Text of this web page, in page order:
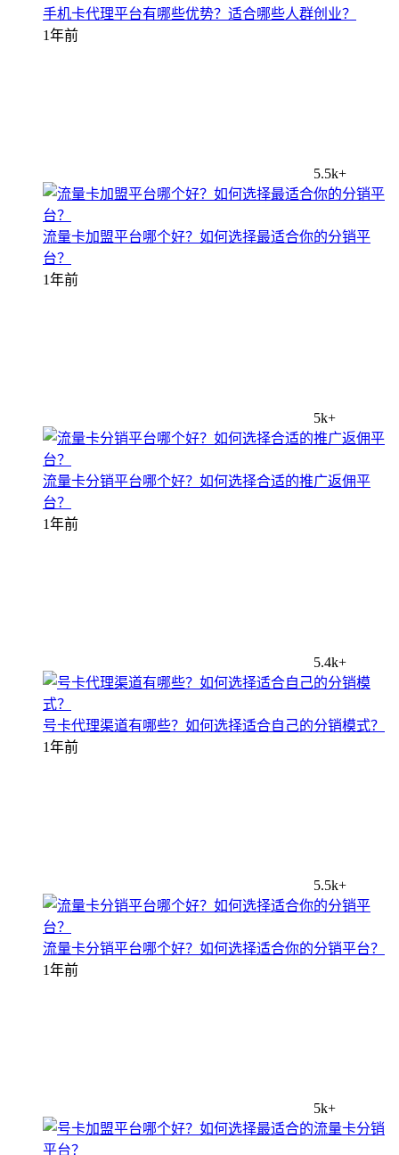
手机卡代理平台有哪些优势？适合哪些人群创业？
1年前
5.5k+
流量卡加盟平台哪个好？如何选择最适合你的分销平
台？
1年前
5k+
流量卡分销平台哪个好？如何选择合适的推广返佣平
台？
1年前
5.4k+
号卡代理渠道有哪些？如何选择适合自己的分销模式？
1年前
5.5k+
流量卡分销平台哪个好？如何选择适合你的分销平台？
1年前
5k+